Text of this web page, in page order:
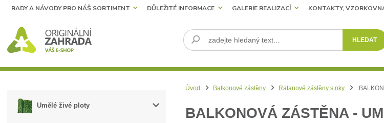
RADY A NÁVODY PRO NÁŠ SORTIMENT DŮLEŽITÉ INFORMACE GALERIE REALIZACÍ KONTAKTY,
HLEDAT
Umělé živé ploty
Úvod Balkonové zástěny Ratanové zástěny s oky
BALKONOVÁ ZÁSTĚNA -